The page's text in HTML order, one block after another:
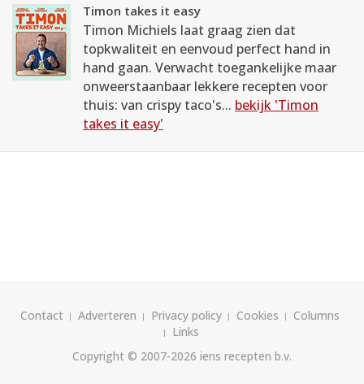
Timon takes it easy
Timon Michiels laat graag zien dat
topkwaliteit en eenvoud perfect hand in
hand gaan. Verwacht toegankelijke maar
onweerstaanbaar lekkere recepten voor
thuis: van crispy taco's... bekijk 'Timon
takes it easy'
Contact Adverteren Privacy policy Cookies
Columns
Links
Copyright © 2007-2026 iens recepten b.v.